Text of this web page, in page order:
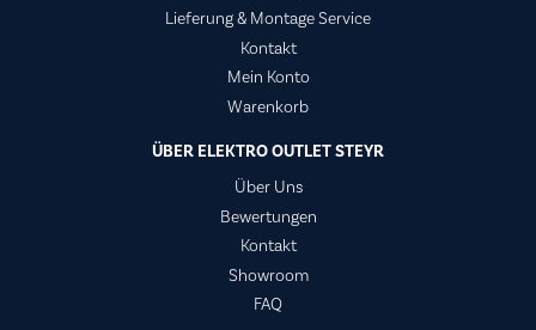
Lieferung & Montage Service
Kontakt
Mein Konto
Warenkorb
ÜBER ELEKTRO OUTLET STEYR
Über Uns
Bewertungen
Kontakt
Showroom
FAQ